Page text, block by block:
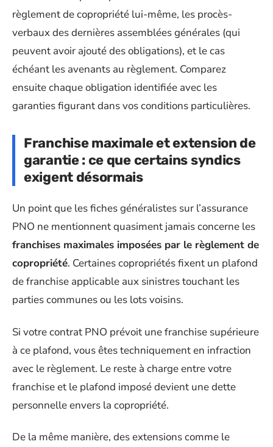
règlement de copropriété lui-même, les procès-
verbaux des dernières assemblées générales (qui
peuvent avoir ajouté des obligations), et le cas
échéant les avenants au règlement. Comparez
ensuite chaque obligation identifiée avec les
garanties figurant dans vos conditions particulières.
Franchise maximale et extension de
garantie : ce que certains syndics
exigent désormais
Un point que les fiches généralistes sur l’assurance
PNO ne mentionnent quasiment jamais concerne les
franchises maximales imposées par le règlement de
copropriété. Certaines copropriétés fixent un plafond
de franchise applicable aux sinistres touchant les
parties communes ou les lots voisins.
Si votre contrat PNO prévoit une franchise supérieure
à ce plafond, vous êtes techniquement en infraction
avec le règlement. Le reste à charge entre votre
franchise et le plafond imposé devient une dette
personnelle envers la copropriété.
De la même manière, des extensions comme le